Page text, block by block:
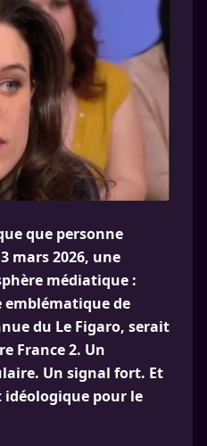
que personne
mars 2026, une
médiatique :
emblématique de
du Le Figaro, serait
France 2. Un
Un signal fort. Et
pour le